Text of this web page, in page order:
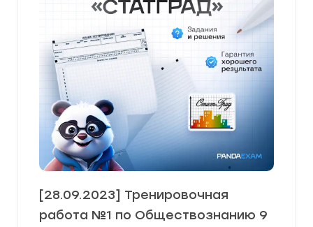
[28.09.2023] Тренировочная
работа №1 по Обществознанию 9